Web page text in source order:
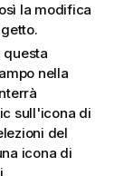
la modifica
questa
nella
sull'icona di
del
icona di